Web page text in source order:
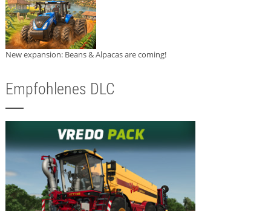
New expansion: Beans & Alpacas are coming!
Empfohlenes DLC